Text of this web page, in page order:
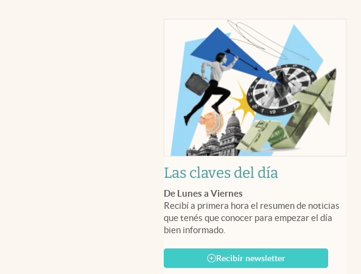
Las claves del día
De Lunes a Viernes
Recibí a primera hora el resumen de noticias
que tenés que conocer para empezar el día
bien informado.
Recibir newsletter